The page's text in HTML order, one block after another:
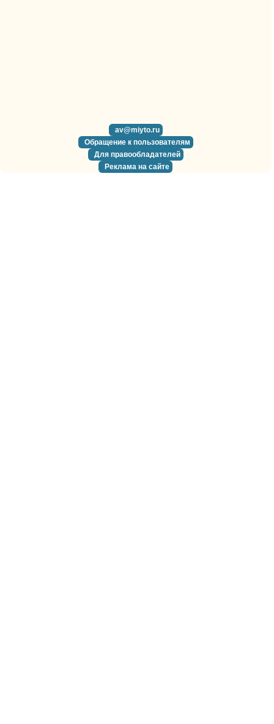
av@miyto.ru
Обращение к пользователям
Для правообладателей
Реклама на сайте